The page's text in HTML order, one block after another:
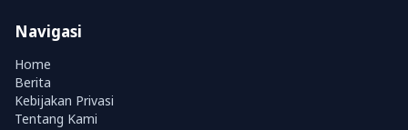
Navigasi
Home
Berita
Kebijakan Privasi
Tentang Kami